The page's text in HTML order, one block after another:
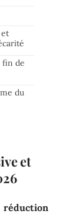
et
fin de
du
et
réduction